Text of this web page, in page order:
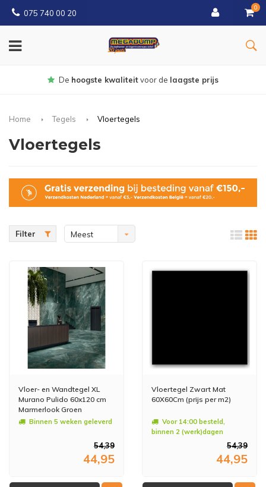
075 740 00 20
0
Gratisbezorgd vanaf € 150
Home Tegels Vloertegels
Vloertegels
Filter
Meest
Vloer- en Wandtegel XL
Murano Pulido 60x120 cm
Marmerlook Groen
(Doosinhoud: 1,44 m2)
Binnen 5 weken geleverd
54,39
44,95
Vloertegel Zwart Mat
60X60Cm (prijs per m2)
Voor 14:00 besteld,
binnen 2 (werk)dagen
54,39
44,95